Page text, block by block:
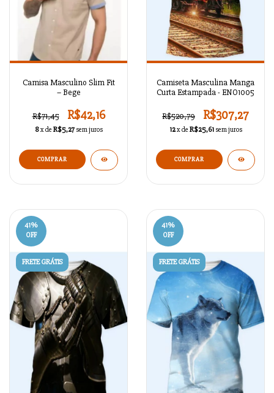
Camisa Masculino Slim Fit
– Bege
R$71,45 R$42,16
8x de R$5,27 sem juros
COMPRAR
Camiseta Masculina Manga
Curta Estampada - ENO1005
R$520,79 R$307,27
12x de R$25,61 sem juros
COMPRAR
41%
OFF
FRETE GRÁTIS
41%
OFF
FRETE GRÁTIS